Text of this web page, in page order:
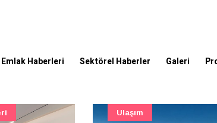
Emlak Haberleri Sektörel Haberler Galeri
Güncel